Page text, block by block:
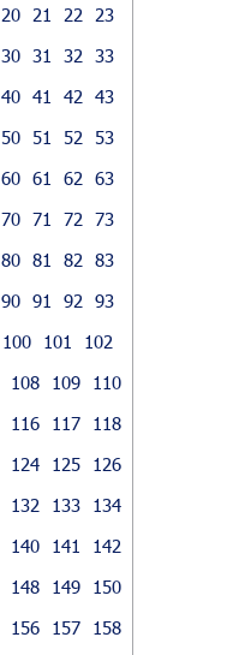
20 21 22
23
30 31 32
33
40 41 42
43
50 51 52
53
60 61 62
63
70 71 72
73
80 81 82
83
90 91 92
93
100 101
102
108 109
110
116 117
118
124 125
126
132 133
134
140 141
142
148 149
150
156 157
158